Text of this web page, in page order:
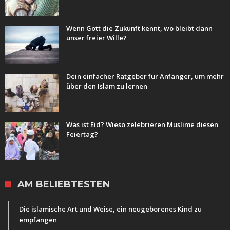
Wenn Gott die Zukunft kennt, wo bleibt dann
unser freier Wille?
Dein einfacher Ratgeber für Anfänger, um mehr
über den Islam zu lernen
Was ist Eid? Wieso zelebrieren Muslime diesen
Feiertag?
AM BELIEBTESTEN
Die islamische Art und Weise, ein neugeborenes Kind zu
empfangen